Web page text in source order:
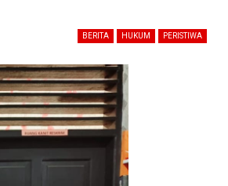
BERITA HUKUM PERISTIWA